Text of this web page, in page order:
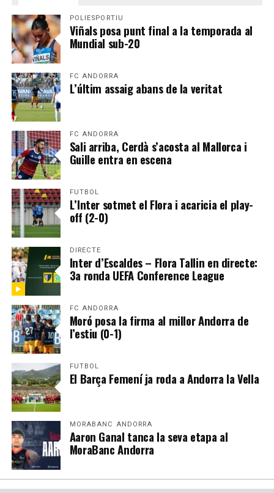
POLIESPORTIU
Viñals posa punt final a la temporada al
Mundial sub-20
FC ANDORRA
L’últim assaig abans de la veritat
FC ANDORRA
Sali arriba, Cerdà s’acosta al Mallorca i
Guille entra en escena
FUTBOL
L’Inter sotmet el Flora i acaricia el play-
off (2-0)
DIRECTE
Inter d’Escaldes – Flora Tallin en directe:
3a ronda UEFA Conference League
FC ANDORRA
Moró posa la firma al millor Andorra de
l’estiu (0-1)
FUTBOL
El Barça Femení ja roda a Andorra la Vella
MORABANC ANDORRA
Aaron Ganal tanca la seva etapa al
MoraBanc Andorra